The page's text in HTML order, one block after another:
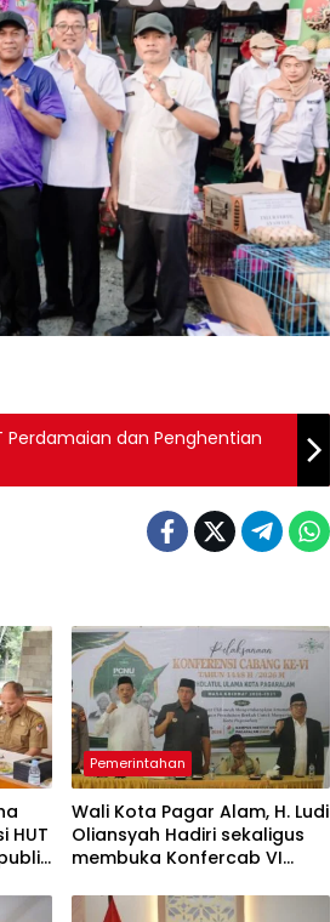
Perdamaian dan Penghentian
HUT
Pemerintahan
Wali Kota Pagar Alam, H. Ludi
Oliansyah Hadiri sekaligus
membuka Konfercab VI